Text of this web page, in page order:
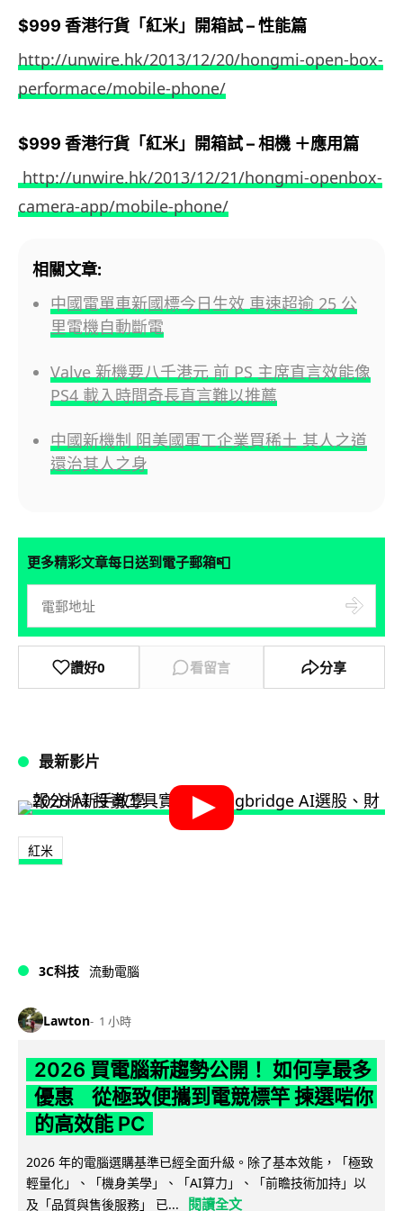
$999 香港行貨「紅米」開箱試 – 性能篇
http://unwire.hk/2013/12/20/hongmi-open-box-
performace/mobile-phone/
$999 香港行貨「紅米」開箱試 – 相機 ＋應用篇
http://unwire.hk/2013/12/21/hongmi-openbox-
camera-app/mobile-phone/
相關文章:
中國電單車新國標今日生效 車速超逾 25 公
里電機自動斷電
Valve 新機要八千港元 前 PS 主席直言效能像
PS4 載入時間奇長直言難以推薦
中國新機制 阻美國軍工企業買稀土 其人之道
還治其人之身
更多精彩文章每日送到電子郵箱📮
讚好0 看留言 分享
最新影片
紅米
3C科技 流動電腦
Lawton 1 小時
2026 買電腦新趨勢公開！ 如何享最多
優惠 從極致便攜到電競標竿 揀選啱你
的高效能 PC
2026 年的電腦選購基準已經全面升級。除了基本效能，「極致
輕量化」、「機身美學」、「AI算力」、「前瞻技術加持」以
及「品質與售後服務」 已...
閱讀全文